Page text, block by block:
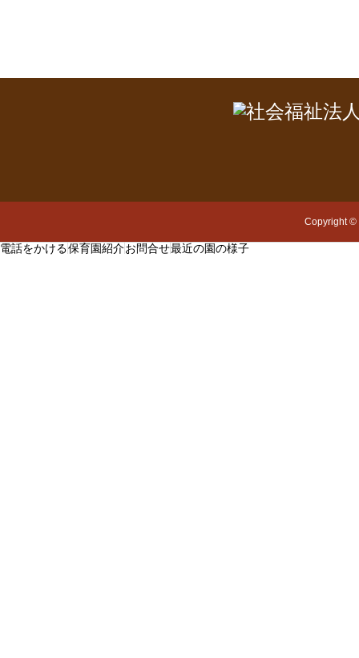
Copyright©
電話をかける保育園紹介お問合せ最近の園の様子